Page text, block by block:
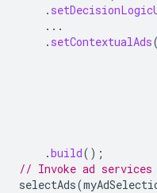
.
...
. setContextualAds(
.build();
// Invoke ad
selectAds(